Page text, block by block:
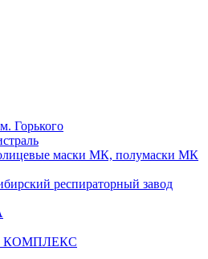
Горького
маски МК, полумаски МК
респираторный завод
КОМПЛЕКС